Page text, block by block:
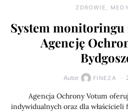
ZDROWIE,
System monitoringu
Agencję
Autor FINEZA
Agencja Ochrony Votum
indywidualnych oraz dla